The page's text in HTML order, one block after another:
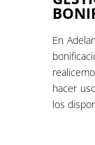
En
hacer
los